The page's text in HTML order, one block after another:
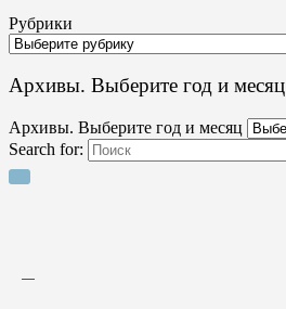
Рубрики
Архивы. Выберите год и месяц
Архивы. Выберите год и месяц
Search for: